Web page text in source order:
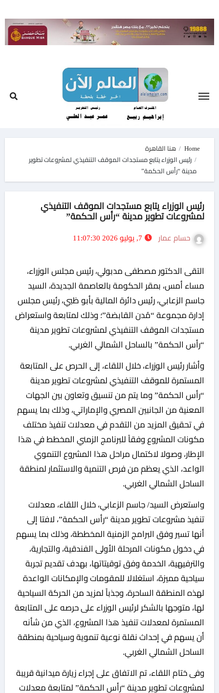
to
content
Home
هنا القاهرة
رئيس الوزراء يتابع مستجدات الموقف التنفيذي لمشروعات تطوير
مدينة “رأس الحكمة”
رئيس الوزراء يتابع مستجدات الموقف التنفيذي
لمشروعات تطوير مدينة “رأس الحكمة”
حسام عمار
التقى الدكتور مصطفى مدبولي، رئيس مجلس الوزراء،
مساء أمس، بمقر الحكومة بالعاصمة الجديدة، السيد
جاسم الزعابي، رئيس دائرة المالية بأبو ظبي، رئيس مجلس
إدارة مجموعة “مُدن القابضة”؛ وذلك لمتابعة واستعراض
مستجدات الموقف التنفيذي لمشروعات تطوير مدينة
“رأس الحكمة” بالساحل الشمالي الغربي.
وأشار رئيس الوزراء، خلال اللقاء، إلى الحرص على المتابعة
المستمرة للموقف التنفيذي لمشروعات تطوير مدينة
“رأس الحكمة” وما يتم من تنسيق وتعاون بين الجهات
المعنية من الجانبين المصري والإماراتي، وذلك بما يسهم
في تحقيق المزيد من التقدم في معدلات تنفيذ مختلف
مكونات المشروع وفقاً للبرنامج الزمني المخطط في هذا
الإطار، وصولا لاكتمال مراحل هذا المشروع التنموي
الواعد، الذي يعظم من فرص التنمية والاستثمار لمنطقة
الساحل الشمالي الغربي.
واستعرض السيد/ جاسم الزعابي، خلال اللقاء، معدلات
تنفيذ مشروعات تطوير مدينة “رأس الحكمة”، لافتا إلى
أنها تسير وفق البرامج الزمنية المخططة، وذلك بما يسهم
في دخول مكونات المرحلة الأولى الفندقية، والتجارية،
والترفيهية، الخدمة وفق توقيتاتها، بهدف تقديم تجربة
سياحية مميزة، استغلالا للمقومات والإمكانات الواعدة
لهذه المنطقة الساحرة، وجذباً لمزيد من الحركة السياحية
لها، متوجها بالشكر لرئيس الوزراء على حرصه على المتابعة
المستمرة لمعدلات تنفيذ هذا المشروع، الذي من شأنه
أن يسهم في إحداث نقلة نوعية تنموية وسياحية بمنطقة
الساحل الشمالي الغربي.
وفى ختام اللقاء، تم الاتفاق على إجراء زيارة ميدانية قريبة
لمشروعات تطوير مدينة “رأس الحكمة” لمتابعة معدلات